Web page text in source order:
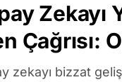
Zekayı
Çağrısı:
zekayı bizzat